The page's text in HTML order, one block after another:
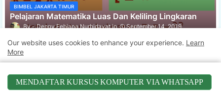
MENDAFTAR KURSUS KOMPUTER VIA WHATSAPP
BIMBEL JAKARTA TIMUR
Pelajaran Matematika Luas Dan Keliling Lingkaran
Denny Febiana Nurhidayat September 14, 2019
Bimbel Jakarta Timur
Agustus 26, 2019
Bimbel Jakarta Timur
Our website uses cookies to enhance your experience. Learn
More
Accept !